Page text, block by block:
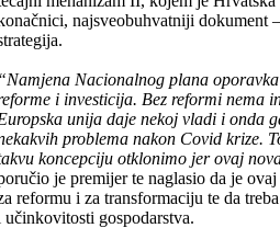
najsveobuhvatniji dokument
Nacionalnog plana
i investicija. Bez reformi nema
unija daje nekoj vladi i onda
problema nakon Covid krize.
koncepciju otklonimo jer ovaj
je premijer te naglasio da je
reformu i za transformaciju te da
učinkovitosti gospodarstva.